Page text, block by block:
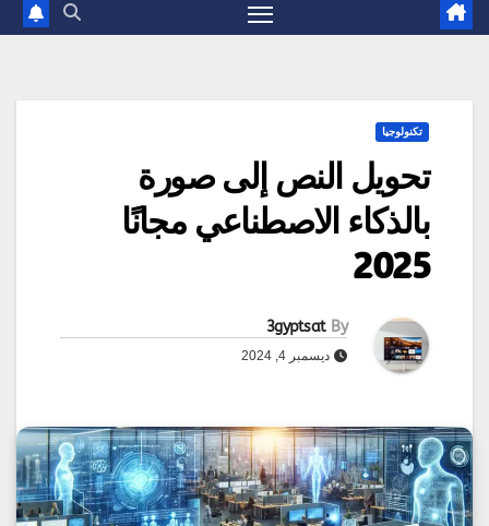
تكنولوجيا
تحويل النص إلى صورة
بالذكاء الاصطناعي مجانًا
2025
By
3gyptsat
ديسمبر 4, 2024